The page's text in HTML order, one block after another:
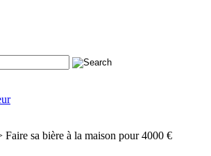
Faire sa bière à la maison pour 4000 €